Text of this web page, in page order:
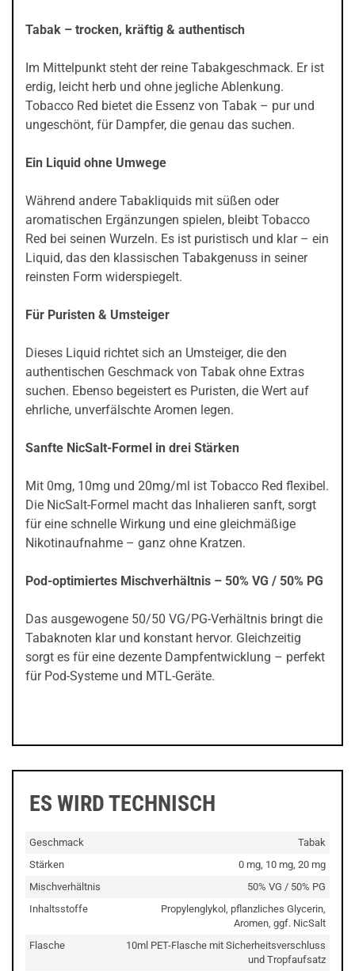
Tabak – trocken, kräftig & authentisch
Im Mittelpunkt steht der reine Tabakgeschmack. Er ist
erdig, leicht herb und ohne jegliche Ablenkung.
Tobacco Red bietet die Essenz von Tabak – pur und
ungeschönt, für Dampfer, die genau das suchen.
Ein Liquid ohne Umwege
Während andere Tabakliquids mit süßen oder
aromatischen Ergänzungen spielen, bleibt Tobacco
Red bei seinen Wurzeln. Es ist puristisch und klar – ein
Liquid, das den klassischen Tabakgenuss in seiner
reinsten Form widerspiegelt.
Für Puristen & Umsteiger
Dieses Liquid richtet sich an Umsteiger, die den
authentischen Geschmack von Tabak ohne Extras
suchen. Ebenso begeistert es Puristen, die Wert auf
ehrliche, unverfälschte Aromen legen.
Sanfte NicSalt-Formel in drei Stärken
Mit 0mg, 10mg und 20mg/ml ist Tobacco Red flexibel.
Die NicSalt-Formel macht das Inhalieren sanft, sorgt
für eine schnelle Wirkung und eine gleichmäßige
Nikotinaufnahme – ganz ohne Kratzen.
Pod-optimiertes Mischverhältnis – 50% VG / 50% PG
Das ausgewogene 50/50 VG/PG-Verhältnis bringt die
Tabaknoten klar und konstant hervor. Gleichzeitig
sorgt es für eine dezente Dampfentwicklung – perfekt
für Pod-Systeme und MTL-Geräte.
ES WIRD TECHNISCH
Geschmack
Tabak
Stärken
0 mg, 10 mg, 20 mg
Mischverhältnis
50% VG / 50% PG
Inhaltsstoffe
Propylenglykol, pflanzliches Glycerin,
Aromen, ggf. NicSalt
Flasche
10ml PET-Flasche mit Sicherheitsverschluss
und Tropfaufsatz